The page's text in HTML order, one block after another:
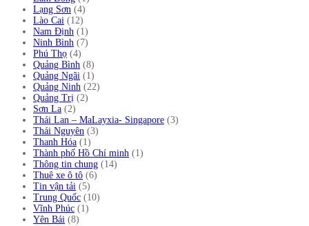
Lạng Sơn (4)
Lào Cai (12)
Nam Định (1)
Ninh Bình (7)
Phú Thọ (4)
Quảng Bình (8)
Quảng Ngãi (1)
Quảng Ninh (22)
Quảng Trị (2)
Sơn La (2)
Thái Lan – MaLayxia- Singapore (3)
Thái Nguyên (3)
Thanh Hóa (1)
Thành phố Hồ Chí minh (1)
Thông tin chung (14)
Thuê xe ô tô (6)
Tin vận tải (5)
Trung Quốc (10)
Vĩnh Phúc (1)
Yên Bái (8)